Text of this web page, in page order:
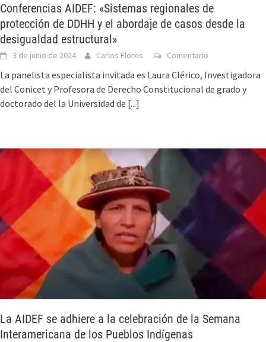
Conferencias AIDEF: «Sistemas regionales de
protección de DDHH y el abordaje de casos desde la
desigualdad estructural»
3 de junio de 2024 Carlos Flores Comentario
La panelista especialista invitada es Laura Clérico, Investigadora
del Conicet y Profesora de Derecho Constitucional de grado y
doctorado del la Universidad de [...]
La AIDEF se adhiere a la celebración de la Semana
Interamericana de los Pueblos Indígenas